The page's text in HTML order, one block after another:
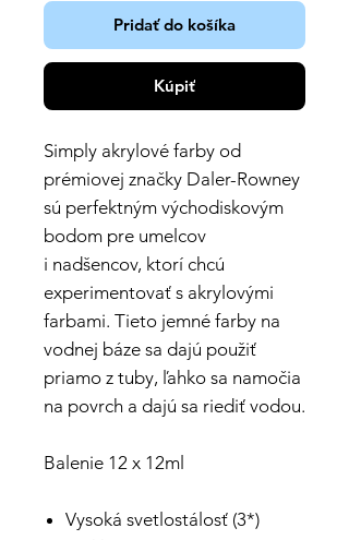
Pridať do košíka
Kúpiť
Simply akrylové farby od
prémiovej značky Daler-Rowney
sú perfektným východiskovým
bodom pre umelcov
i nadšencov, ktorí chcú
experimentovať s akrylovými
farbami. Tieto jemné farby na
vodnej báze sa dajú použiť
priamo z tuby, ľahko sa namočia
na povrch a dajú sa riediť vodou.
Balenie 12 x 12ml
Vysoká svetlostálosť (3*)